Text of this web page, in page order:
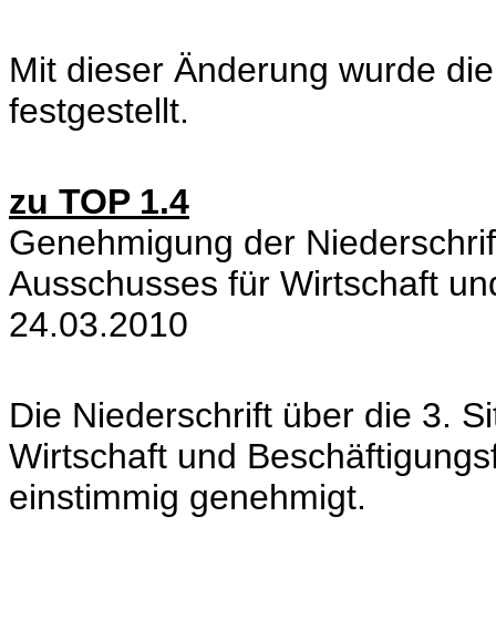
Mit dieser Änderung wurde
festgestellt.
zu TOP 1.4
Genehmigung der
Ausschusses für Wirtschaft
24.03.2010
Die Niederschrift über die 3.
Wirtschaft und
einstimmig genehmigt.